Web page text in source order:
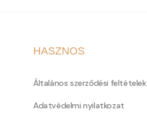
HASZNOS
Általános szerződési feltételek
Adatvédelmi nyilatkozat